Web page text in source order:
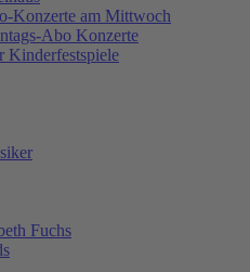
Konzerte am Mittwoch
Abo Konzerte
Kinderfestspiele
Fuchs